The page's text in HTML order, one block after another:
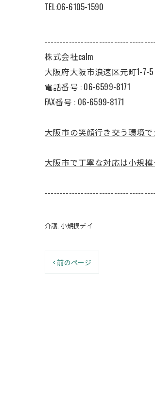
TEL:06-6105-1590
株式会社calm
大阪府大阪市浪速区元町1-7-5
電話番号 : 06-6599-8171
FAX番号 : 06-6599-8171
大阪市の笑顔行き交う環境
大阪市で丁寧な対応は小規模
介護 小規模デイ
< 前のページ